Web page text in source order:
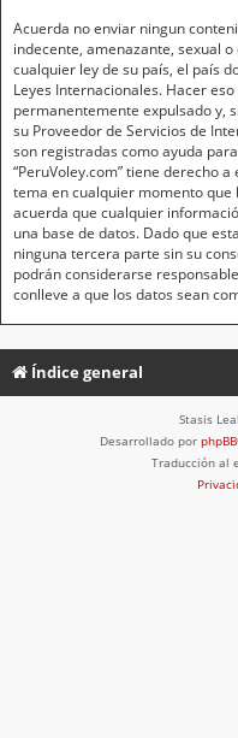
Acuerda no enviar ningun
indecente, amenazante, sexual
cualquier ley de su país, el país
Leyes Internacionales. Hacer
permanentemente expulsado y,
su Proveedor de Servicios de
son registradas como ayuda
“PeruVoley.com” tiene derecho
tema en cualquier momento
acuerda que cualquier
una base de datos. Dado que
ninguna tercera parte sin su
podrán considerarse
conlleve a que los datos sean
Índice general
Stasis
Desarrollado por phpBB
Traducción al